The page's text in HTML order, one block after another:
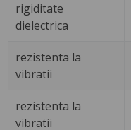
rigiditate
dielectrica
rezistenta la
vibratii
rezistenta la
vibratii